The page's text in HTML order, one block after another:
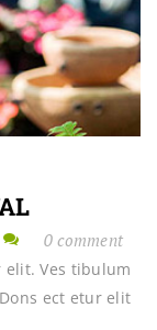
0 comment
elit. Ves tibulum
ect etur elit